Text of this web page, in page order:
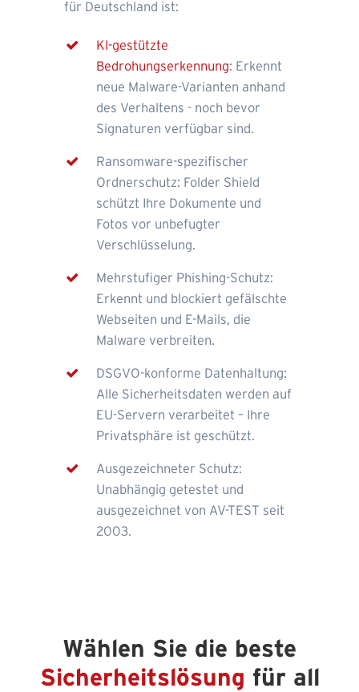
für Deutschland ist:
KI-gestützte
Bedrohungserkennung: Erkennt
neue Malware-Varianten anhand
des Verhaltens - noch bevor
Signaturen verfügbar sind.
Ransomware-spezifischer
Ordnerschutz: Folder Shield
schützt Ihre Dokumente und
Fotos vor unbefugter
Verschlüsselung.
Mehrstufiger Phishing-Schutz:
Erkennt und blockiert gefälschte
Webseiten und E-Mails, die
Malware verbreiten.
DSGVO-konforme Datenhaltung:
Alle Sicherheitsdaten werden auf
EU-Servern verarbeitet – Ihre
Privatsphäre ist geschützt.
Ausgezeichneter Schutz:
Unabhängig getestet und
ausgezeichnet von AV-TEST seit
2003.
Wählen Sie die beste
Sicherheitslösung für all